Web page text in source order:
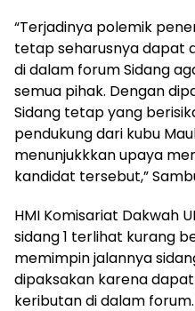
“Terjadinya polemik
tetap seharusnya dapat
di dalam forum Sidang
semua pihak. Dengan
Sidang tetap yang
pendukung dari kubu
menunjukkkan upaya
kandidat tersebut,”
HMI Komisariat Dakwah
sidang 1 terlihat kurang
memimpin jalannya
dipaksakan karena
keributan di dalam